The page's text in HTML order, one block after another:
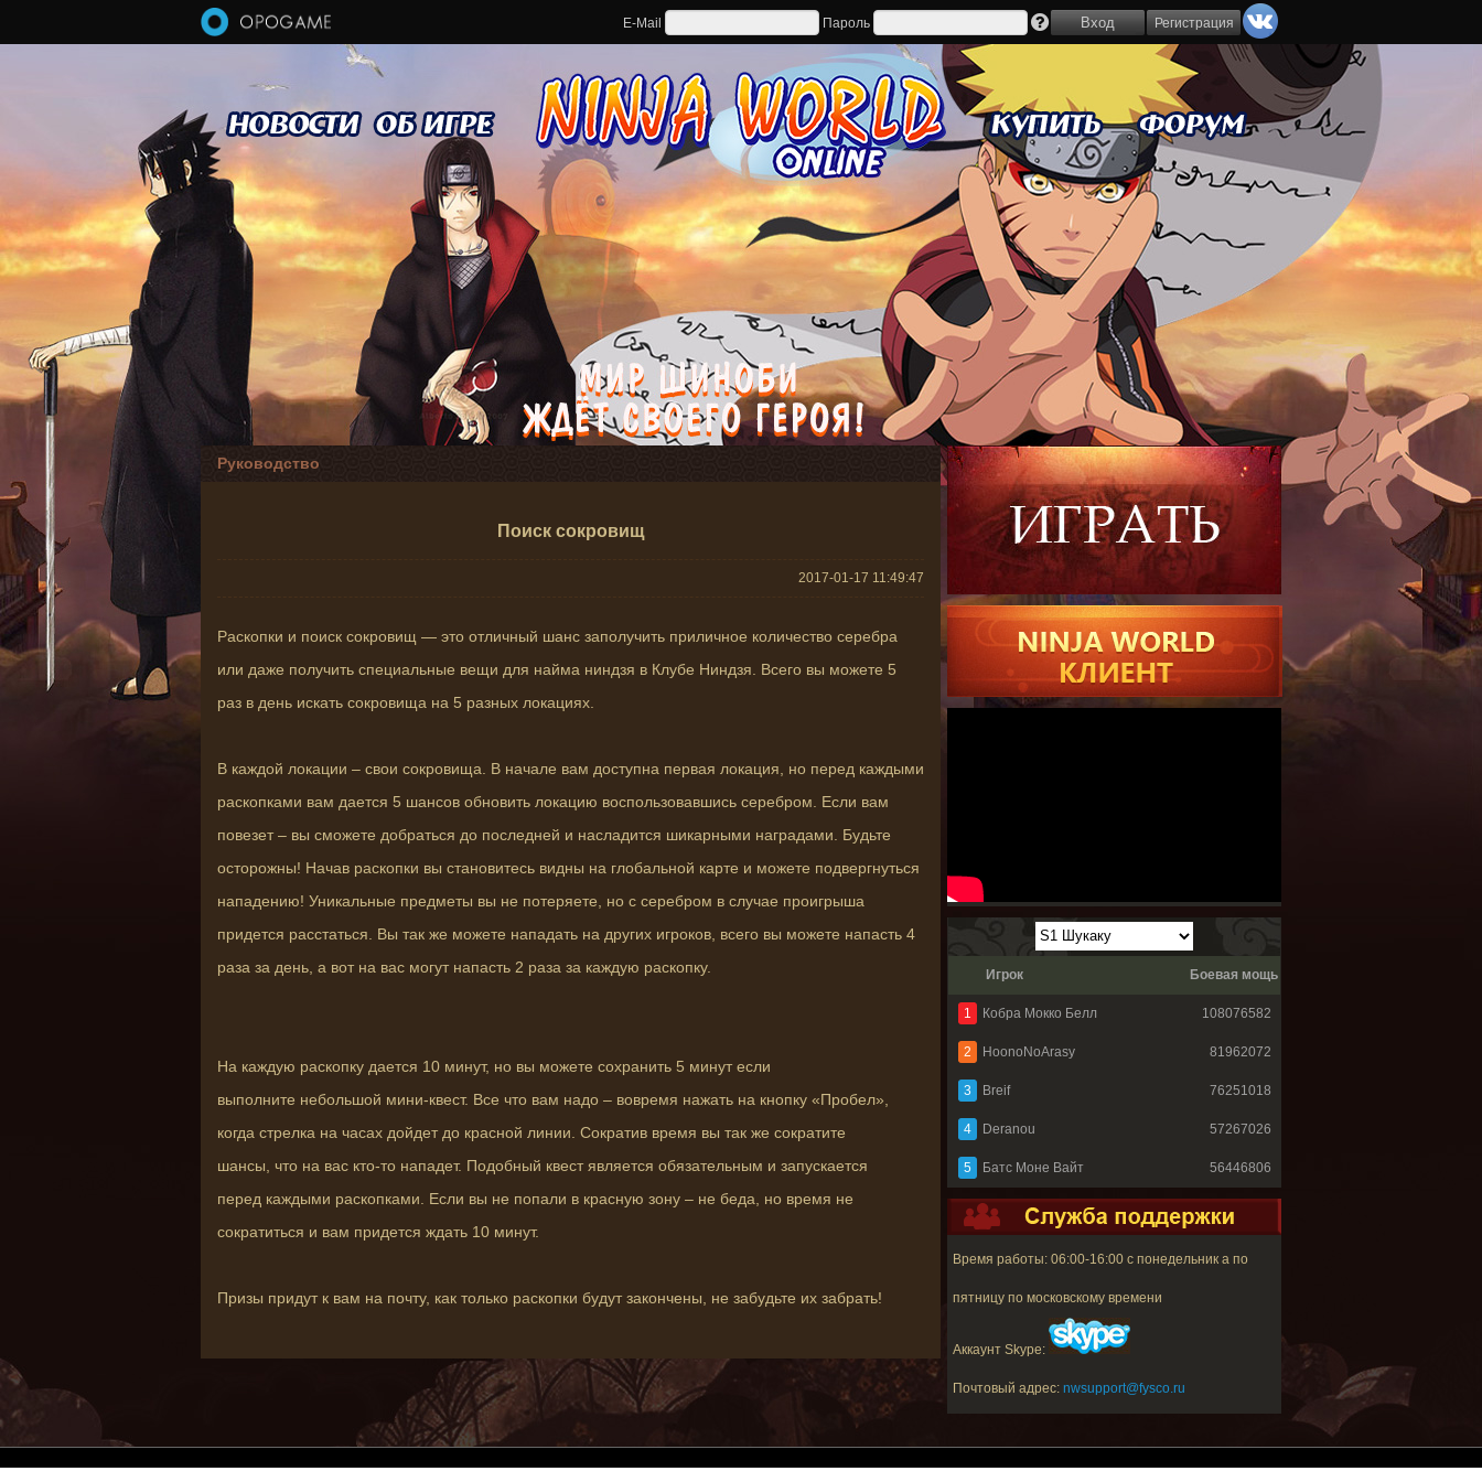
Перейти к основному содержанию
E-Mail Пароль Регистрация
Руководство
Поиск сокровищ
2017-01-17 11:49:47
Раскопки и поиск сокровищ — это отличный шанс заполучить приличное количество серебра
или даже получить специальные вещи для найма ниндзя в Клубе Ниндзя. Всего вы можете 5
раз в день искать сокровища на 5 разных локациях.
В каждой локации – свои сокровища. В начале вам доступна первая локация, но перед каждыми
раскопками вам дается 5 шансов обновить локацию воспользовавшись серебром. Если вам
повезет – вы сможете добраться до последней и насладится шикарными наградами. Будьте
осторожны! Начав раскопки вы становитесь видны на глобальной карте и можете подвергнуться
нападению! Уникальные предметы вы не потеряете, но с серебром в случае проигрыша
придется расстаться. Вы так же можете нападать на других игроков, всего вы можете напасть 4
раза за день, а вот на вас могут напасть 2 раза за каждую раскопку.
На каждую раскопку дается 10 минут, но вы можете сохранить 5 минут если
выполните небольшой мини-квест. Все что вам надо – вовремя нажать на кнопку «Пробел»,
когда стрелка на часах дойдет до красной линии. Сократив время вы так же сократите
шансы, что на вас кто-то нападет. Подобный квест является обязательным и запускается
перед каждыми раскопками. Если вы не попали в красную зону – не беда, но время не
сократиться и вам придется ждать 10 минут.
Призы придут к вам на почту, как только раскопки будут закончены, не забудьте их забрать!
Игрок Боевая мощь
1 Кобра Мокко Белл 108076582
2 HoonoNoArasy 81962072
3 Breif 76251018
4 Deranou 57267026
5 Батс Моне Вайт 56446806
Время работы: 06:00-16:00 с понедельник а по
пятницу по московскому времени
Аккаунт Skype:
Почтовый адрес: nwsupport@fysco.ru